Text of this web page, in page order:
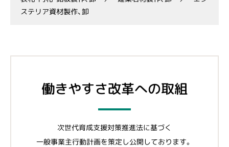
ステリア資材製作、卸
働きやすさ改革への取組
次世代育成支援対策推進法に基づく
一般事業主行動計画を策定し公開しております。